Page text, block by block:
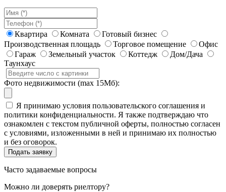
Квартира Комната
Готовый бизнес
Производственная площадь
Торговое помещение
Офис
Гараж
Земельный участок Коттедж
Дом/Дача
Таунхаус
Фото недвижимости (max 15Мб):
Я принимаю условия пользовательского соглашения и
политики конфиденциальности. Я также подтверждаю что
ознакомлен с текстом публичной оферты, полностью согласен
с условиями, изложенными в ней и принимаю их полностью
и без оговорок.
Часто задаваемые вопросы
Можно ли доверять риелтору?